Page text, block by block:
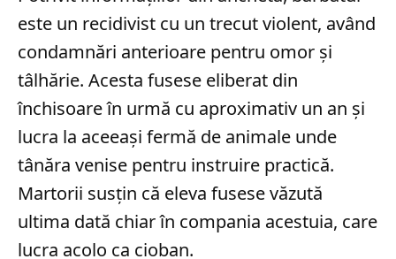
este un recidivist cu un trecut violent, având
condamnări anterioare pentru omor și
tâlhărie. Acesta fusese eliberat din
închisoare în urmă cu aproximativ un an și
lucra la aceeași fermă de animale unde
tânăra venise pentru instruire practică.
Martorii susțin că eleva fusese văzută
ultima dată chiar în compania acestuia, care
lucra acolo ca cioban.